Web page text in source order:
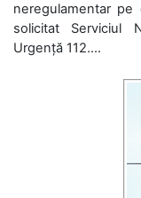
neregulamentar
solicitat Serviciul
Urgență 112....